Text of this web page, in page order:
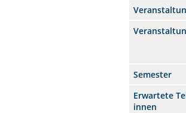
Semester
Erwartete
innen